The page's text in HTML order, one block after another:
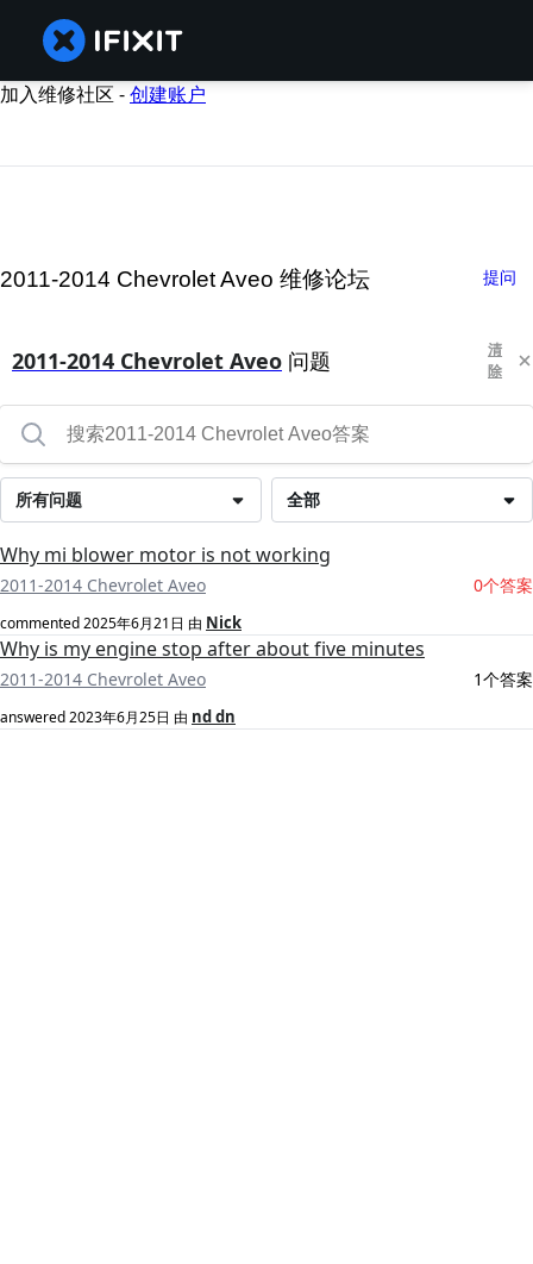
加入维修社区 -创建账户
2011-2014 Chevrolet Aveo 维修论坛 提问
2011-2014 Chevrolet Aveo 问题
清
除
全部
所有问题
Why mi blower motor is not working
2011-2014 Chevrolet Aveo 0个答案
commented2025年6月21日 由 Nick
Why is my engine stop after about five minutes
2011-2014 Chevrolet Aveo 1个答案
answered2023年6月25日 由 nd dn